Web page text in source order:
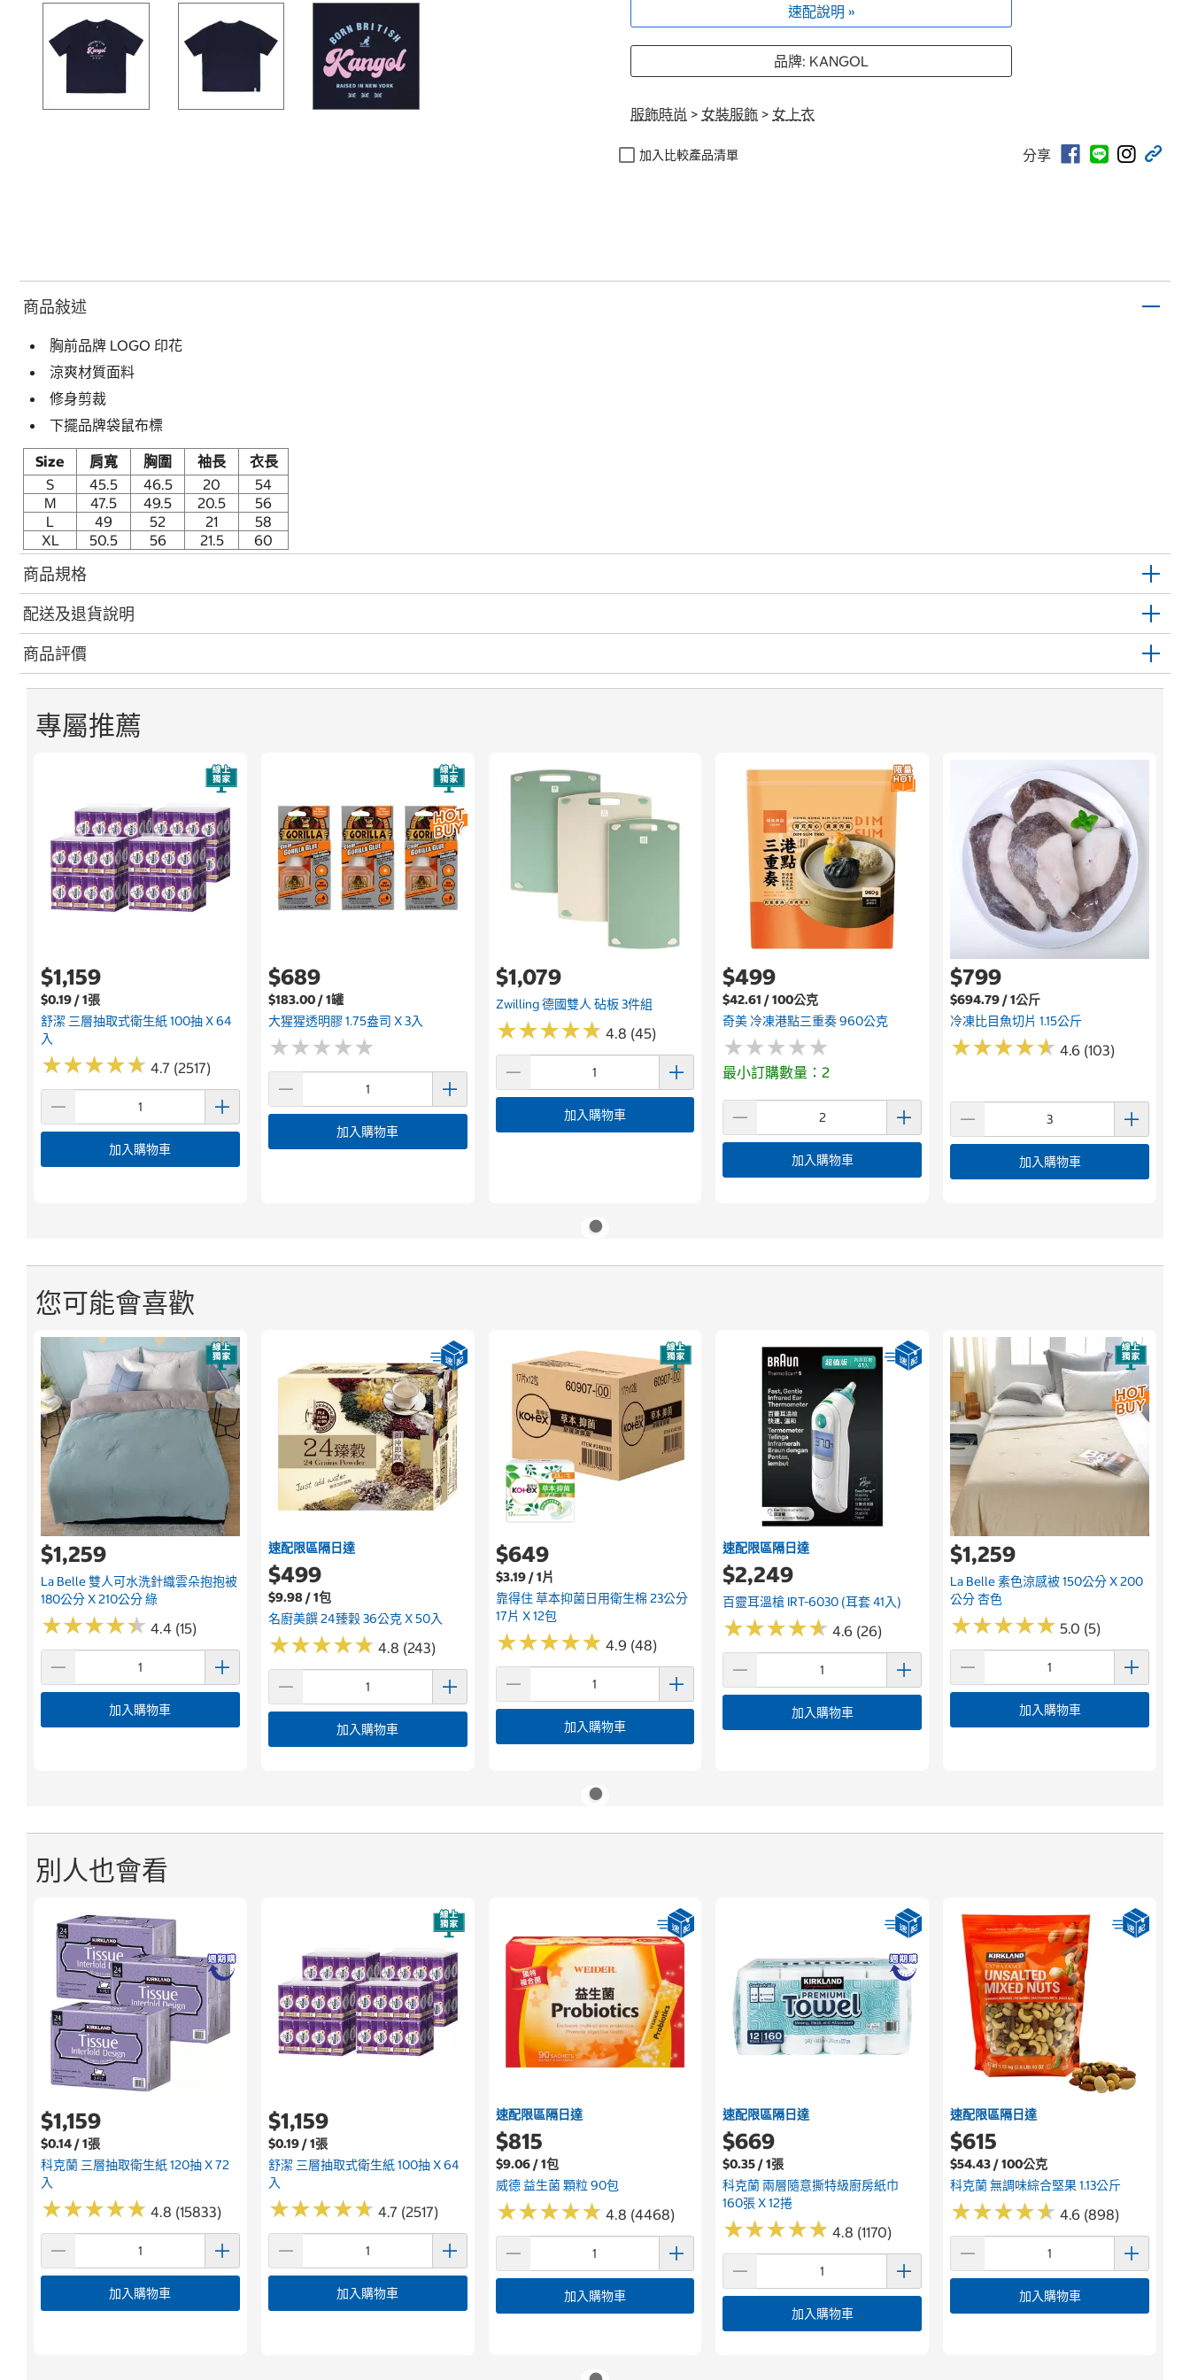
速配說明 »
品牌: KANGOL
服飾時尚 > 女裝服飾 > 女上衣
加入比較產品清單 分享
商品敍述
胸前品牌 LOGO 印花
涼爽材質面料
修身剪裁
下擺品牌袋鼠布標
Size 肩寬 胸圍 袖長
衣長
S
45.5 46.5 20
54
M
47.5 49.5 20.5
56
L
49 52 21
58
XL
50.5 56 21.5 60
商品規格
配送及退貨說明
商品評價
專屬推薦
$1,159
$0.19 / 1張
舒潔 三層抽取式衛生紙 100抽 X 64
入
★★★★★
★★★★★ 4.7 (2517)
加入購物車
$689
$183.00 / 1罐
大猩猩透明膠 1.75盎司 X 3入
★★★★★
★★★★★
加入購物車
$1,079
Zwilling 德國雙人 砧板 3件組
★★★★★
★★★★★ 4.8 (45)
加入購物車
$499
$42.61 / 100公克
奇美 冷凍港點三重奏 960公克
★★★★★
★★★★★
最小訂購數量：2
加入購物車
$799
$694.79 / 1公斤
冷凍比目魚切片 1.15公斤
★★★★★
★★★★★ 4.6 (103)
加入購物車
您可能會喜歡
$1,259
La Belle 雙人可水洗針織雲朵抱抱被
180公分 X 210公分 綠
★★★★★
★★★★★ 4.4 (15)
加入購物車
速配限區隔日達
$499
$9.98 / 1包
名廚美饌 24臻穀 36公克 X 50入
★★★★★
★★★★★ 4.8 (243)
加入購物車
$649
$3.19 / 1片
靠得住 草本抑菌日用衛生棉 23公分
17片 X 12包
★★★★★
★★★★★ 4.9 (48)
加入購物車
速配限區隔日達
$2,249
百靈耳溫槍 IRT-6030 (耳套 41入)
★★★★★
★★★★★ 4.6 (26)
加入購物車
$1,259
La Belle 素色涼感被 150公分 X 200
公分 杏色
★★★★★
★★★★★ 5.0 (5)
加入購物車
別人也會看
$1,159
$0.14 / 1張
科克蘭 三層抽取衛生紙 120抽 X 72
入
★★★★★
★★★★★ 4.8 (15833)
加入購物車
$1,159
$0.19 / 1張
舒潔 三層抽取式衛生紙 100抽 X 64
入
★★★★★
★★★★★ 4.7 (2517)
加入購物車
速配限區隔日達
$815
$9.06 / 1包
威德 益生菌 顆粒 90包
★★★★★
★★★★★ 4.8 (4468)
加入購物車
速配限區隔日達
$669
$0.35 / 1張
科克蘭 兩層隨意撕特級廚房紙巾
160張 X 12捲
★★★★★
★★★★★ 4.8 (1170)
加入購物車
速配限區隔日達
$615
$54.43 / 100公克
科克蘭 無調味綜合堅果 1.13公斤
★★★★★
★★★★★ 4.6 (898)
加入購物車